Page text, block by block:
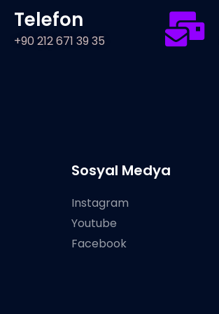
Telefon
+90 212 671 39 35
Sosyal Medya
Instagram
Youtube
Facebook